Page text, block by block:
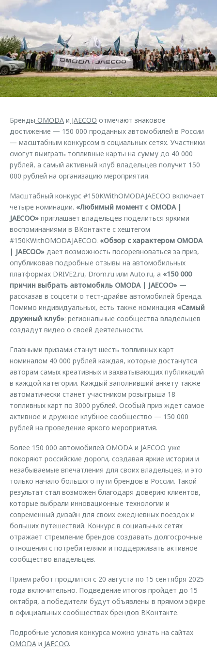
Страхование
Кредитный калькулятор
Аксессуары
Одежда и сувениры
Оригинальные аксессуары
Запчасти
Калькулятор трейд-ин
Руководства по эксплуатации
Клиентская поддержка
O&J Автоклуб
Клуб владельцев OMODA
Приложение O&J
Аксессуары
Оригинальные аксессуары
Запчасти
Бренды OMODA и JAECOO отмечают знаковое
достижение — 150 000 проданных автомобилей в России
— масштабным конкурсом в социальных сетях. Участники
смогут выиграть топливные карты на сумму до 40 000
рублей, а самый активный клуб владельцев получит 150
000 рублей на организацию мероприятия.
Масштабный конкурс #150KWithOMODAJAECOO включает
четыре номинации. «Любимый момент с OMODA |
JAECOO» приглашает владельцев поделиться яркими
воспоминаниями в ВКонтакте с хештегом
#150KWithOMODAJAECOO. «Обзор с характером OMODA
| JAECOO» дает возможность посоревноваться за приз,
опубликовав подробные отзывы на автомобильных
платформах DRIVE2.ru, Drom.ru или Auto.ru, а «150 000
причин выбрать автомобиль OMODA | JAECOO» —
рассказав в соцсети о тест-драйве автомобилей бренда.
Помимо индивидуальных, есть также номинация «Самый
дружный клуб»: региональные сообщества владельцев
создадут видео о своей деятельности.
Главными призами станут шесть топливных карт
номиналом 40 000 рублей каждая, которые достанутся
авторам самых креативных и захватывающих публикаций
в каждой категории. Каждый заполнивший анкету также
автоматически станет участником розыгрыша 18
топливных карт по 3000 рублей. Особый приз ждет самое
активное и дружное клубное сообщество — 150 000
рублей на проведение яркого мероприятия.
Более 150 000 автомобилей OMODA и JAECOO уже
покоряют российские дороги, создавая яркие истории и
незабываемые впечатления для своих владельцев, и это
только начало большого пути брендов в России. Такой
результат стал возможен благодаря доверию клиентов,
которые выбрали инновационные технологии и
современный дизайн для своих ежедневных поездок и
больших путешествий. Конкурс в социальных сетях
отражает стремление брендов создавать долгосрочные
отношения с потребителями и поддерживать активное
сообщество владельцев.
Прием работ продлится с 20 августа по 15 сентября 2025
года включительно. Подведение итогов пройдет до 15
октября, а победители будут объявлены в прямом эфире
в официальных сообществах брендов ВКонтакте.
Подробные условия конкурса можно узнать на сайтах
OMODA и JAECOO.